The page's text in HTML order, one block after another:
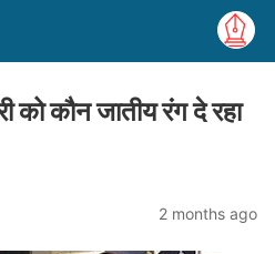
को कौन जातीय रंग दे रहा
2 months ago